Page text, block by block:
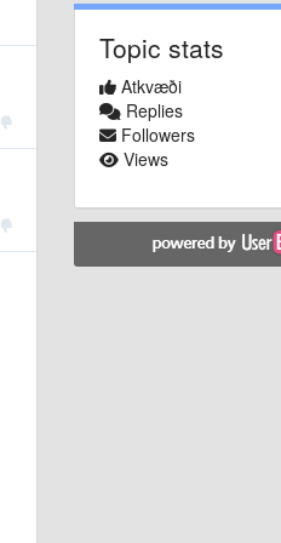
Topic stats
Atkvæði
Replies
Followers
Views